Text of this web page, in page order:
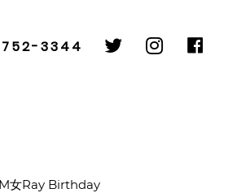
3344 twitter
女Ray Birthday